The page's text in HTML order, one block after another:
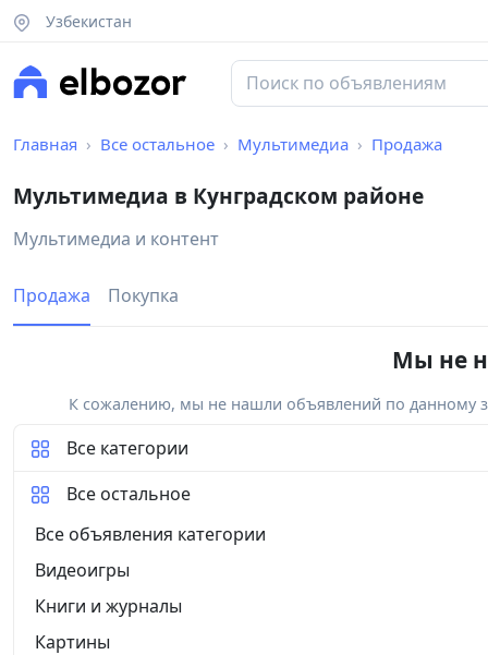
Узбекистан
Главная Все остальное Мультимедиа Продажа
Мультимедиа в Кунградском районе
Мультимедиа и контент
Продажа Покупка
Мы не
К сожалению, мы не нашли объявлений по данному
Все категории
Все остальное
Все объявления категории
Видеоигры
Книги и журналы
Картины